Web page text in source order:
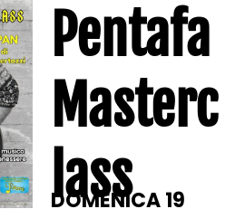
Pentafa
Masterc
lass
DOMENICA 19